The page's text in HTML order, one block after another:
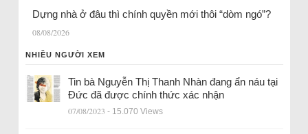
Dựng nhà ở đâu thì chính quyền mới thôi “dòm ngó”?
08/08/2026
NHIỀU NGƯỜI XEM
Tin bà Nguyễn Thị Thanh Nhàn đang ẩn náu tại
Đức đã được chính thức xác nhận
07/08/2023 - 15.070 Views